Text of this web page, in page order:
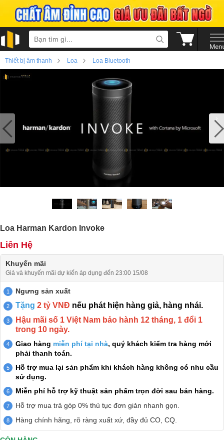
Thiết bị âm thanh › Loa › Loa Bluetooth
›
Loa Harman Kardon Invoke
Liên Hệ
Khuyến mãi
Giá và khuyến mãi dự kiến áp dụng đến 23:00 15/08
Ngưng sản xuất
Tặng 2 tỷ VNĐ nếu phát hiện hàng giả, hàng nhái.
Hậu mãi số 1 Việt Nam bảo hành 12 tháng, 1 đổi 1
trong 10 ngày.
Giao hàng miễn phí tại nhà, quý khách kiểm tra hàng mới
phải thanh toán.
Hỗ trợ mua lại sản phẩm khi khách hàng không có nhu cầu
sử dụng.
Miễn phí hỗ trợ kỹ thuật sản phẩm trọn đời sau bán hàng.
Hỗ trợ mua trả góp 0% thủ tục đơn giản nhanh gọn.
Hàng chính hãng, rõ ràng xuất xứ, đầy đủ CO, CQ.